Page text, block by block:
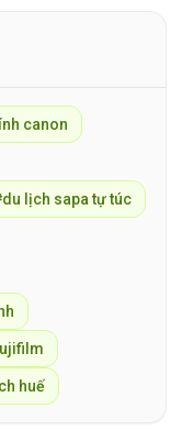
canon
du lịch sapa tự túc
huế